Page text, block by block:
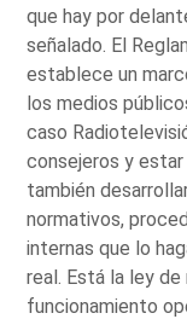
que hay por
señalado. El
establece un
los medios
caso
consejeros y
también
normativos,
internas que lo
real. Está la ley de
funcionamiento